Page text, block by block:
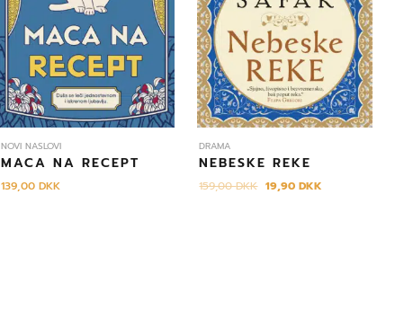
NOVI NASLOVI
MACA NA RECEPT
139,00 DKK
DRAMA
NEBESKE REKE
159,00DKK 19,90DKK